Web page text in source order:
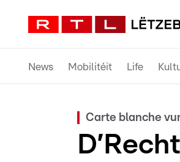
News Mobilitéit Life
Carte blanche